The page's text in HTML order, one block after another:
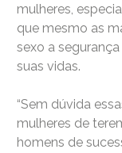
mulheres,
que mesmo as
sexo a
suas vidas.
“Sem dúvida
mulheres de
homens de